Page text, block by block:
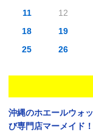
11
12
18
19
25
26
沖縄のホエールウォ
び専門店マーメイド！